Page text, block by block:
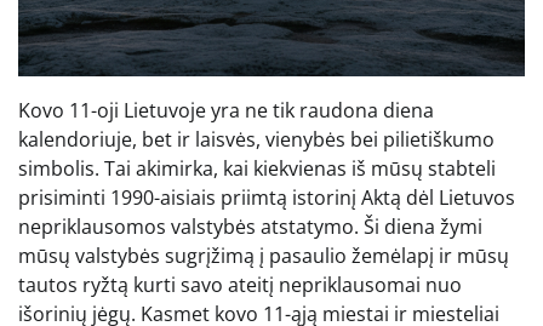
Kovo 11-oji Lietuvoje yra ne tik raudona diena
kalendoriuje, bet ir laisvės, vienybės bei pilietiškumo
simbolis. Tai akimirka, kai kiekvienas iš mūsų stabteli
prisiminti 1990-aisiais priimtą istorinį Aktą dėl Lietuvos
nepriklausomos valstybės atstatymo. Ši diena žymi
mūsų valstybės sugrįžimą į pasaulio žemėlapį ir mūsų
tautos ryžtą kurti savo ateitį nepriklausomai nuo
išorinių jėgų. Kasmet kovo 11-ąją miestai ir miesteliai